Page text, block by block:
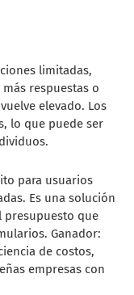
limitadas,
respuestas o
elevado. Los
lo que puede ser
para usuarios
Es una solución
presupuesto que
Ganador:
de costos,
empresas con